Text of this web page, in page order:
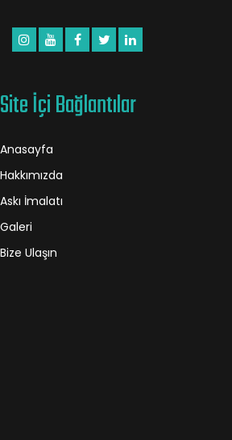
Site İçi Bağlantılar
Anasayfa
Hakkımızda
Askı İmalatı
Galeri
Bize Ulaşın